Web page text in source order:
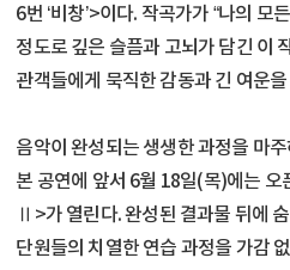
6번 ‘비창’>이다. 작곡가가 “나의 모
정도로 깊은 슬픔과 고뇌가 담긴 이
관객들에게 묵직한 감동과 긴 여운
음악이 완성되는 생생한 과정을 마
본 공연에 앞서 6월 18일(목)에는 오
Ⅱ>가 열린다. 완성된 결과물 뒤에
단원들의 치열한 연습 과정을 가감